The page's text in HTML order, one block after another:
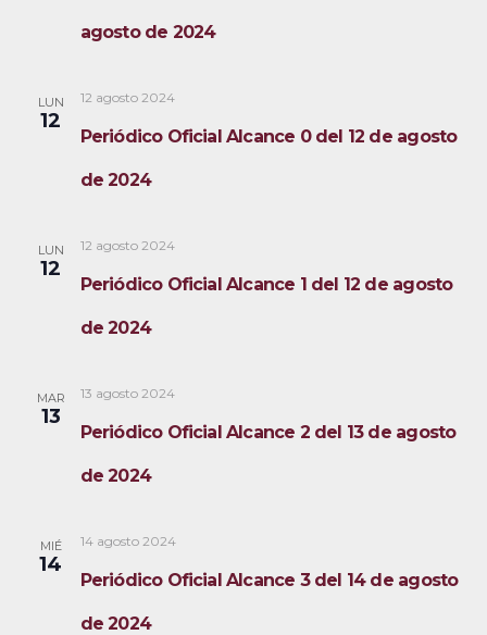
agosto de 2024
LUN
12
Periódico Oficial Alcance 0 del 12 de agosto
de 2024
12 agosto 2024
LUN
12
Periódico Oficial Alcance 1 del 12 de agosto
de 2024
12 agosto 2024
MAR
13
Periódico Oficial Alcance 2 del 13 de agosto
de 2024
13 agosto 2024
MIÉ
14
Periódico Oficial Alcance 3 del 14 de agosto
de 2024
14 agosto 2024